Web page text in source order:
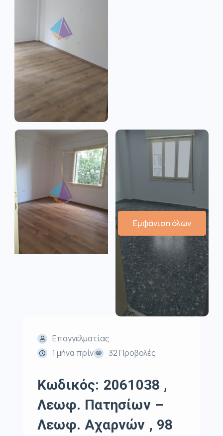
Εμφάνιση όλων
Επαγγελματίας
1 μήνα πρίν
32 Προβολές
Κωδικός: 2061038 ,
Λεωφ. Πατησίων –
Λεωφ. Αχαρνών , 98